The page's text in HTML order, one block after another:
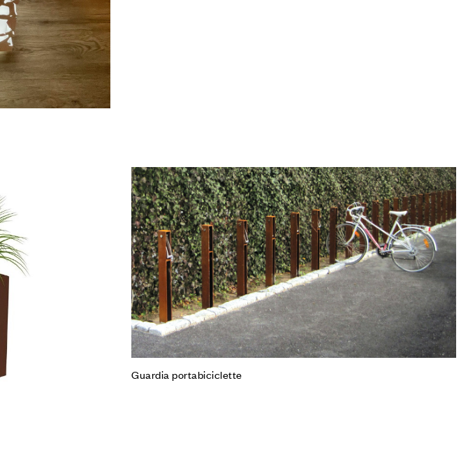
Aggiungi alla Lista desideri
Compare
Leggi tutto
Guardia portabiciclette